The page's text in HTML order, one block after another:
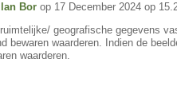
Bor op 17 December 2024 op
geografische gegevens
bewaren waarderen. Indien de
waarderen.